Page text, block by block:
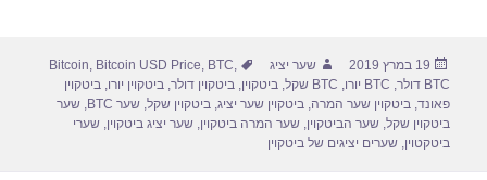
פורסם
בתאריך
19 במרץ 2019 מחבר
שער יציג תגיות Bitcoin, Bitcoin USD Price, BTC,
BTC דולר
, BTC יורו , BTC שקל ,ביטקוין,ביטקוין דולר,ביטקוין יורו,ביטקוין
פאונד,ביטקוין שער המרה,ביטקוין שער יציג,ביטקוין שקל,שער BTC ,שער
ביטקוין שקל,שער הביטקוין,שער המרה ביטקוין,שער יציג ביטקוין,שערי
ביטקטוין,שערים יציגים של ביטקוין